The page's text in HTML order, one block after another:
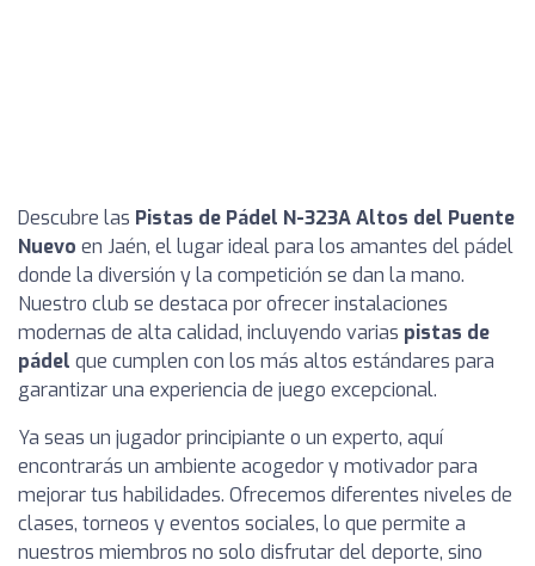
Descubre las Pistas de Pádel N-323A Altos del Puente
Nuevo en Jaén, el lugar ideal para los amantes del pádel
donde la diversión y la competición se dan la mano.
Nuestro club se destaca por ofrecer instalaciones
modernas de alta calidad, incluyendo varias pistas de
pádel que cumplen con los más altos estándares para
garantizar una experiencia de juego excepcional.
Ya seas un jugador principiante o un experto, aquí
encontrarás un ambiente acogedor y motivador para
mejorar tus habilidades. Ofrecemos diferentes niveles de
clases, torneos y eventos sociales, lo que permite a
nuestros miembros no solo disfrutar del deporte, sino